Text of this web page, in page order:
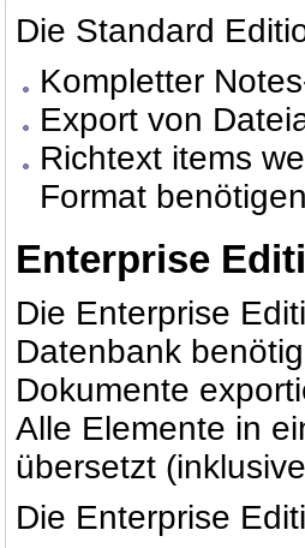
Die Standard
Kompletter
Export von
Richtext items
Format
Enterprise
Die Enterprise
Datenbank
Dokumente
Alle Elemente in
übersetzt
Die Enterprise